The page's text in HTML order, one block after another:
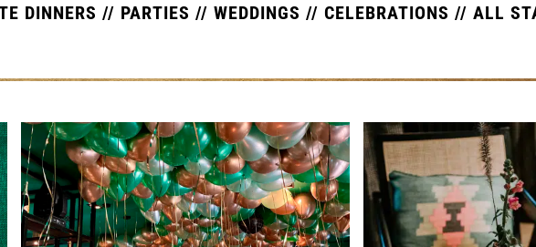
DINNERS // PARTIES // WEDDINGS // CELEBRATIONS // ALL